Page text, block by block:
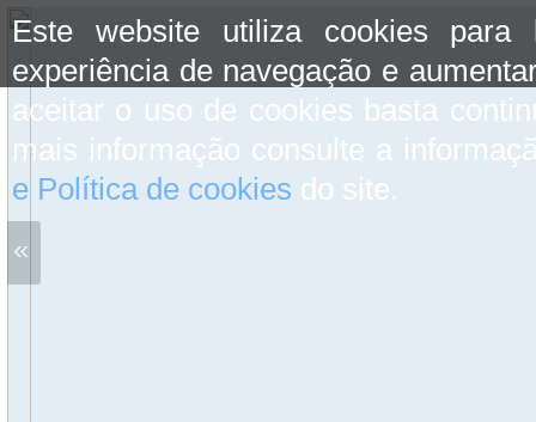
Este website utiliza cookies para
experiência de navegação e
aceitar o uso de cookies basta
mais informação consulte a
e Política de cookies do site.
«